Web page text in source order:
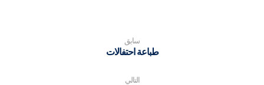
سابق
طباعة احتفالات
التالي